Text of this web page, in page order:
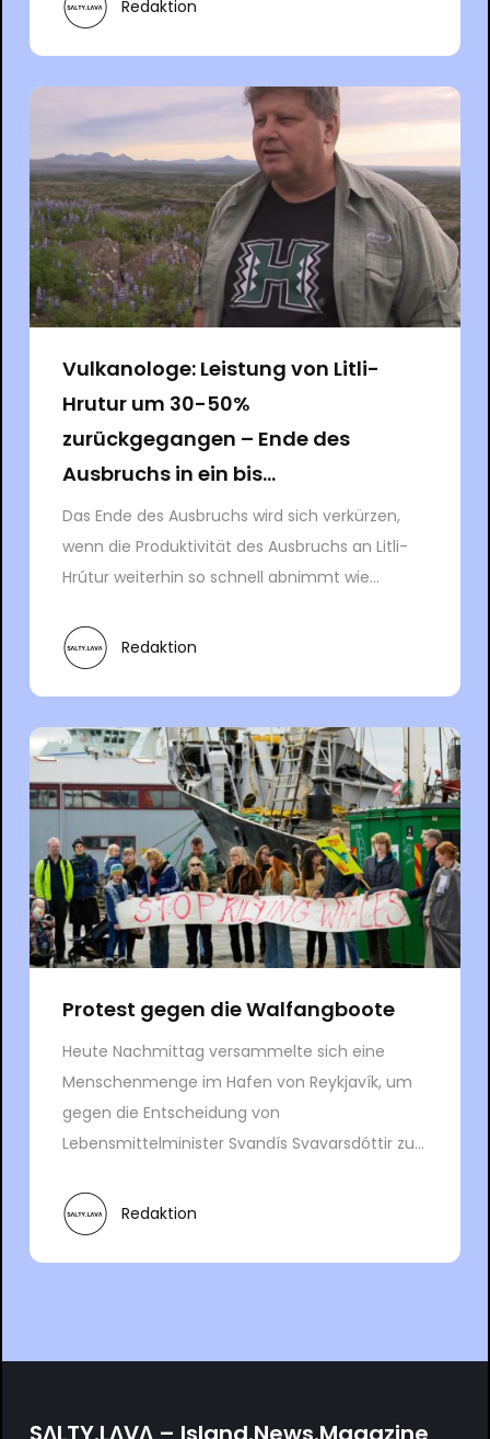
Redaktion
Vulkanologe: Leistung von Litli-
Hrutur um 30-50%
zurückgegangen – Ende des
Ausbruchs in ein bis...
Das Ende des Ausbruchs wird sich verkürzen,
wenn die Produktivität des Ausbruchs an Litli-
Hrútur weiterhin so schnell abnimmt wie...
Redaktion
Protest gegen die Walfangboote
Heute Nachmittag versammelte sich eine
Menschenmenge im Hafen von Reykjavík, um
gegen die Entscheidung von
Lebensmittelminister Svandís Svavarsdóttir zu...
Redaktion